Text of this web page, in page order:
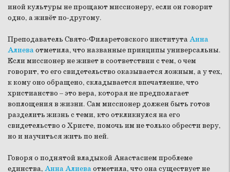
иной культуры не прощают миссионеру, если он говорит
одно, а живёт по-другому.
Преподаватель Свято-Филаретовского институтаАнна
Алиеваотметила, что названные принципы универсальны.
Если миссионер не живет в соответствии с тем, о чем
говорит, то его свидетельство оказывается ложным, а у тех,
к кому оно обращено, складывается впечатление, что
христианство – это вера, которая не предполагает
воплощения в жизни. Сам миссионер должен быть готов
разделить жизнь с теми, кто откликнулся на его
свидетельство о Христе, помочь им не только обрести веру,
но и научиться жить по ней.
Говоря о поднятой владыкой Анастасием проблеме
единства, Анна Алиеваотметила, что она существует не